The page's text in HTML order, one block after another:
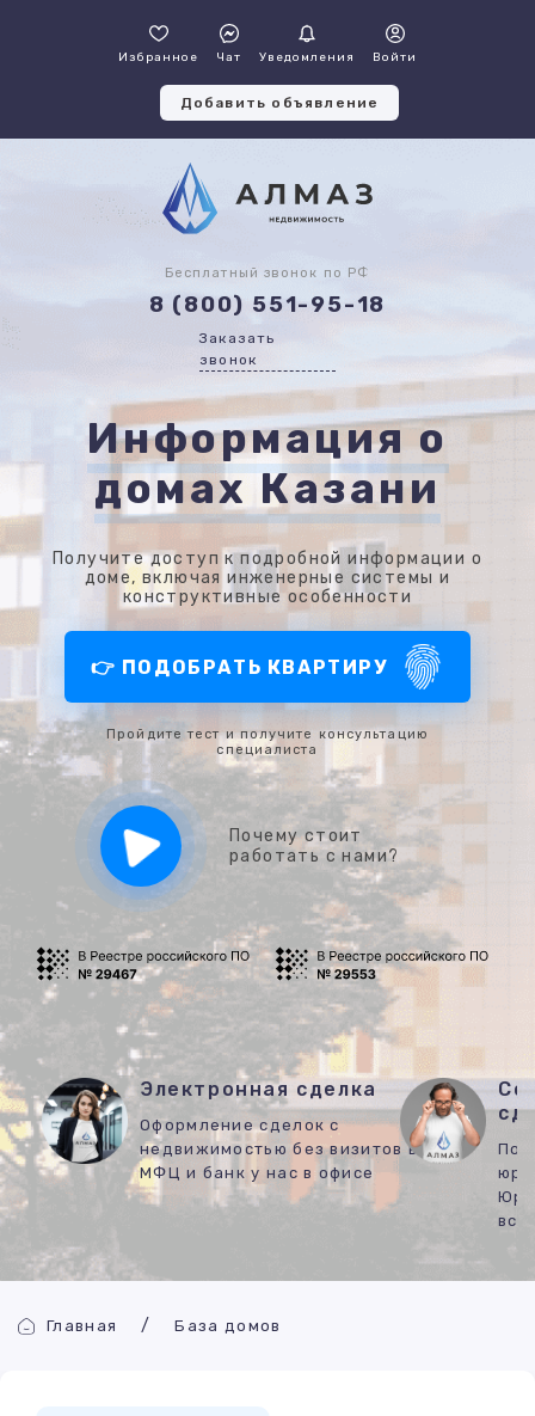
Избранное Чат Уведомления Войти
Добавить объявление
Бесплатный звонок по РФ
8 (800) 551-95-18
Заказать
звонок
Информация о
домах Казани
Получите доступ к подробной информации о
доме, включая инженерные системы и
конструктивные особенности
👉 ПОДОБРАТЬ КВАРТИРУ
Пройдите тест и получите консультацию
специалиста
Почему стоит
работать с нами?
Электронная сделка
Оформление сделок с
недвижимостью без визитов в
МФЦ и банк у нас в офисе
Главная База домов